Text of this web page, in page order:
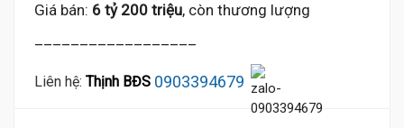
Giá bán: 6 tỷ 200 triệu, còn thương lượng
Liên hệ: Thịnh BĐS 0903394679